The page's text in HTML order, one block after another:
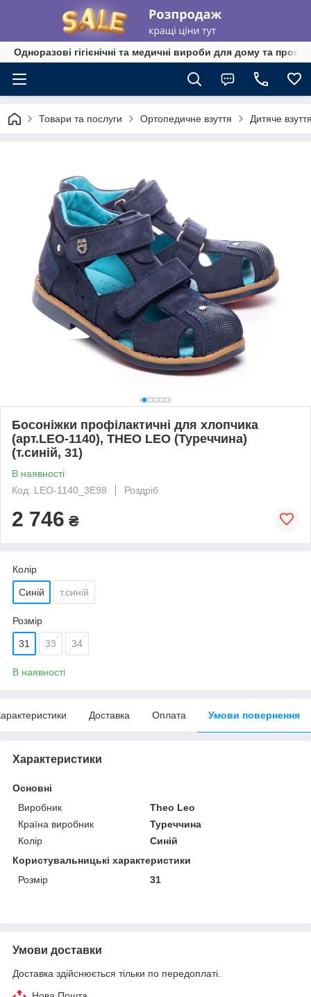
Одноразові гігієнічні та медичні вироби для дому та
Товари та послуги Ортопедичне взуття Дитяче
Босоніжки профілактичні для хлопчика
(арт.LEO-1140), THEO LEO (Туреччина)
(т.синій, 31)
В наявності
Код: LEO-1140_3E98
Роздріб
2 746 ₴
Колір
Синій т.синій
Розмір
31 33 34
В наявності
Доставка Оплата Умови повернення
Характеристики
Основні
Виробник
Theo Leo
Країна виробник
Туреччина
Колір
Синій
Користувальницькі характеристики
Розмір
31
Умови доставки
Доставка здійснюється тільки по передоплаті.